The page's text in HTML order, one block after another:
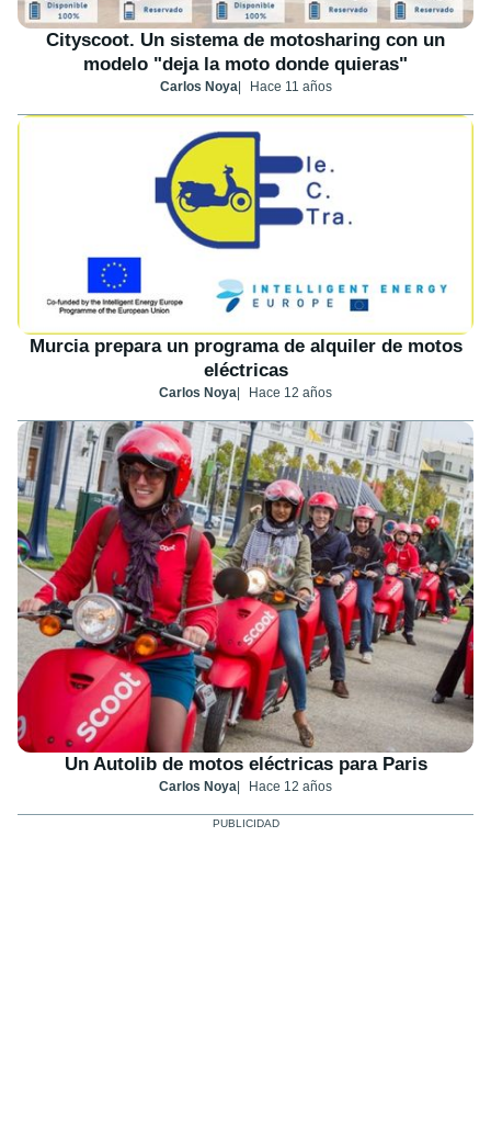
Cityscoot. Un sistema de motosharing con un
modelo "deja la moto donde quieras"
Carlos Noya Hace 11 años
Murcia prepara un programa de alquiler de motos
eléctricas
Carlos Noya Hace 12 años
Un Autolib de motos eléctricas para Paris
Carlos Noya Hace 12 años